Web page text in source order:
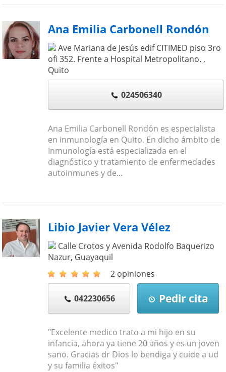
Ana Emilia Carbonell Rondón
Ave Mariana de Jesús edif CITIMED piso 3ro
ofi 352. Frente a Hospital Metropolitano. ,
Quito
024506340
Ana Emilia Carbonell Rondón es especialista
en inmunología en Quito. En dicho ámbito de
Inmunología está especializada en el
diagnóstico y tratamiento de enfermedades
autoinmunes y de...
Libio Javier Vera Vélez
Calle Crotos y Avenida Rodolfo Baquerizo
Nazur, Guayaquil
2 opiniones
042230656 Pedir cita
"Excelente medico trato a mi hijo en su
infancia, ahora ya tiene 20 años y es un joven
sano. Gracias dr Dios lo bendiga y cuide a ud
y su familia éxitos"